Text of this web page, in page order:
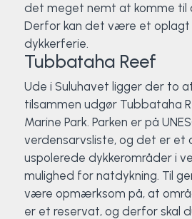
det meget nemt at komme til
Derfor kan det være et
dykkerferie.
Tubbataha Reef
Ude i Suluhavet ligger der to
tilsammen udgør Tubbataha
Marine Park. Parken er på
verdensarvsliste, og det er et
uspolerede dykkerområder i
mulighed for natdykning. Til
være opmærksom på, at
er et reservat, og derfor skal